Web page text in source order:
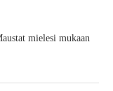
mielesi mukaan